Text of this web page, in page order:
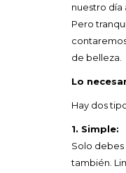
nuestro día
Pero
de belleza.
Lo
Hay dos
1. Simple:
Solo debes
también.